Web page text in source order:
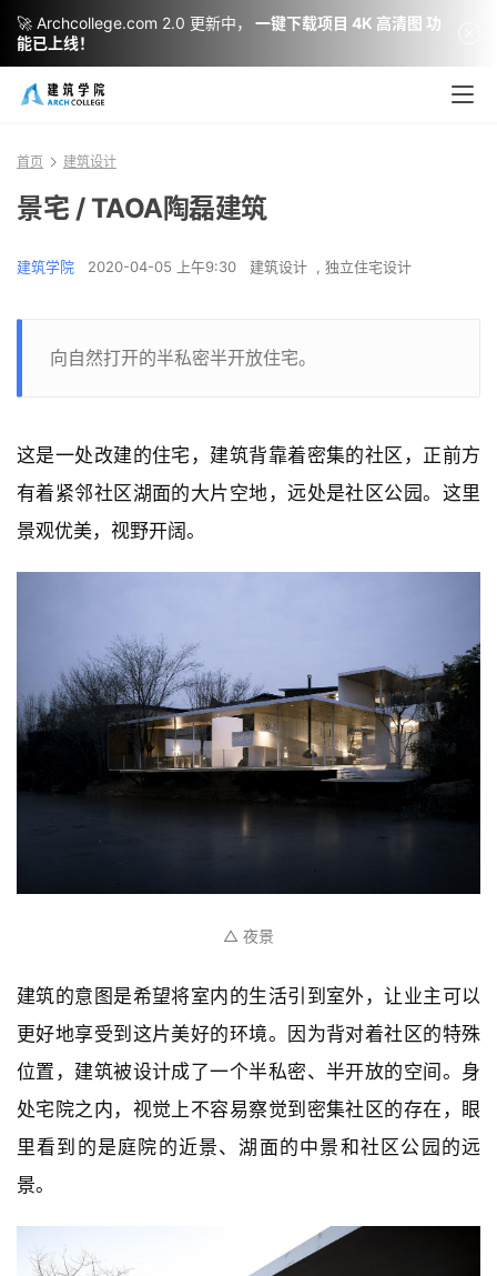
首页 建筑设计
景宅 / TAOA陶磊建筑
建筑学院 2020-04-05 上午9:30 建筑设计 , 独立住宅设计
向自然打开的半私密半开放住宅。
这是一处改建的住宅，建筑背靠着密集的社区，正前方
有着紧邻社区湖面的大片空地，远处是社区公园。这里
景观优美，视野开阔。
△ 夜景
建筑的意图是希望将室内的生活引到室外，让业主可以
更好地享受到这片美好的环境。因为背对着社区的特殊
位置，建筑被设计成了一个半私密、半开放的空间。身
处宅院之内，视觉上不容易察觉到密集社区的存在，眼
里看到的是庭院的近景、湖面的中景和社区公园的远
景。
🚀 Archcollege.com 2.0 更新中，
一键下载项目 4K 高清图 功
能已上线！